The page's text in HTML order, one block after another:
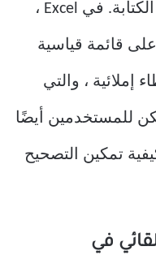
الإملائية والأحرف الكبيرة أثناء الكتابة. في Excel ،
قائمة قياسية
إملائية ، والتي
للمستخدمين أيضًا
تمكين التصحيح
في